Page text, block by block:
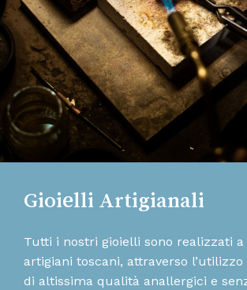
Gioielli Artigianali
Tutti i nostri gioielli sono realizzati
artigiani toscani, attraverso
di altissima qualità anallergici e